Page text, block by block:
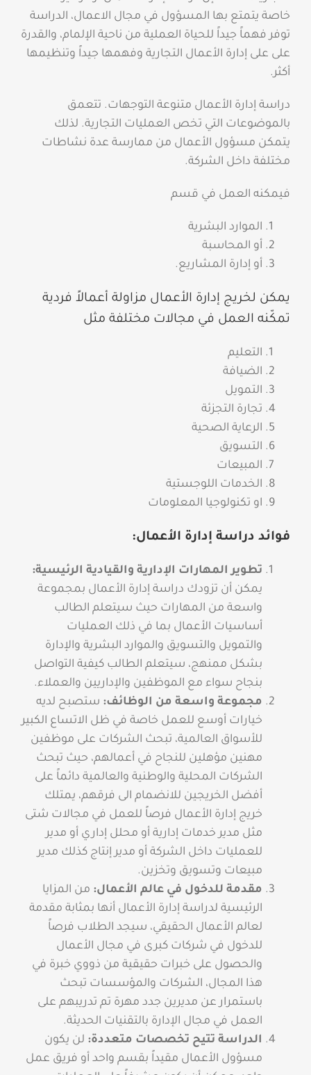
خاصة يتمتع بها المسؤول في مجال الاعمال، الدراسة
توفر فهماً جيداً للحياة العملية من ناحية الإلمام، والقدرة
على على إدارة الأعمال التجارية وفهمها جيداً وتنظيمها
أكثر.
دراسة إدارة الأعمال متنوعة التوجهات. تتعمق
بالموضوعات التي تخص العمليات التجارية. لذلك
يتمكن مسؤول الأعمال من ممارسة عدة نشاطات
مختلفة داخل الشركة.
فيمكنه العمل في قسم
الموارد البشرية
أو المحاسبة
أو إدارة المشاريع.
يمكن لخريج إدارة الأعمال مزاولة أعمالاً فردية
تمكّنه العمل في مجالات مختلفة مثل
التعليم
الضيافة
التمويل
تجارة التجزئة
الرعاية الصحية
التسويق
المبيعات
الخدمات اللوجستية
او تكنولوجيا المعلومات
فوائد دراسة إدارة الأعمال:
تطوير المهارات الإدارية والقيادية الرئيسية:
يمكن أن تزودك دراسة إدارة الأعمال بمجموعة
واسعة من المهارات حيث سيتعلم الطالب
أساسيات الأعمال بما في ذلك العمليات
والتمويل والتسويق والموارد البشرية والإدارة
بشكل ممنهج، سيتعلم الطالب كيفية التواصل
بنجاح سواء مع الموظفين والإداريين والعملاء.
مجموعة واسعة من الوظائف: ستصبح لديه
خيارات أوسع للعمل خاصة في ظل الاتساع الكبير
للأسواق العالمية، تبحث الشركات على موظفين
مهنين مؤهلين للنجاح في أعمالهم، حيث تبحث
الشركات المحلية والوطنية والعالمية دائماً على
أفضل الخريجين للانضمام الى فرقهم، يمتلك
خريج إدارة الأعمال فرصاً للعمل في مجالات شتى
مثل مدير خدمات إدارية أو محلل إداري أو مدير
للعمليات داخل الشركة أو مدير إنتاج كذلك مدير
مبيعات وتسويق وتخزين.
مقدمة للدخول في عالم الأعمال: من المزايا
الرئيسية لدراسة إدارة الأعمال أنها بمثابة مقدمة
لعالم الأعمال الحقيقي، سيجد الطلاب فرصاً
للدخول في شركات كبرى في مجال الأعمال
والحصول على خبرات حقيقية من ذووي خبرة في
هذا المجال، الشركات والمؤسسات تبحث
باستمرار عن مديرين جدد مهرة تم تدريبهم على
العمل في مجال الإدارة بالتقنيات الحديثة.
الدراسة تتيح تخصصات متعددة: لن يكون
مسؤول الأعمال مقيداً بقسم واحد أو فريق عمل